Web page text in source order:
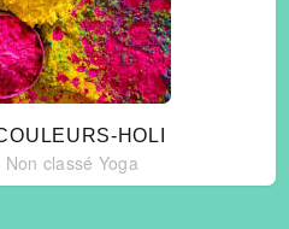
HOLI
Non classé Yoga